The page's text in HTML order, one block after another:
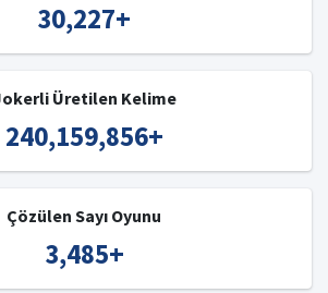
30,227+
Üretilen Kelime
240,159,856+
Çözülen Sayı Oyunu
3,485+